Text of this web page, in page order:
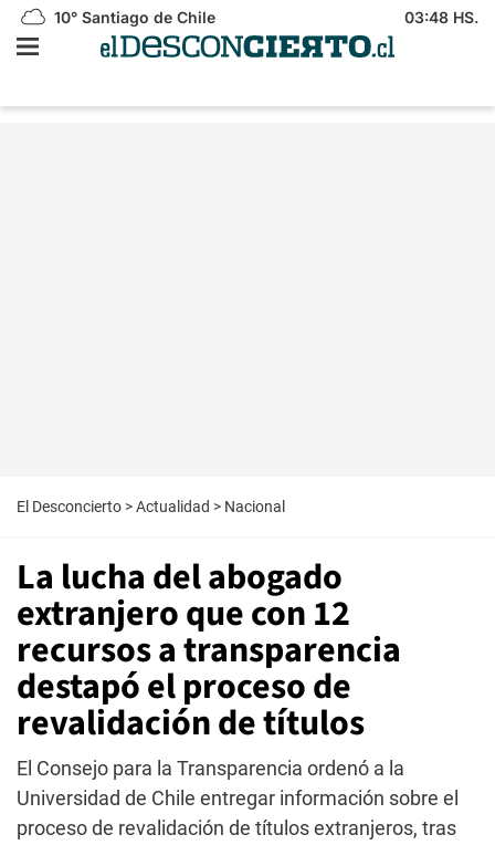
10° Santiago de Chile 03:48 HS.
El Desconcierto >Actualidad > Nacional
La lucha del abogado
extranjero que con 12
recursos a transparencia
destapó el proceso de
revalidación de títulos
El Consejo para la Transparencia ordenó a la
Universidad de Chile entregar información sobre el
proceso de revalidación de títulos extranjeros, tras